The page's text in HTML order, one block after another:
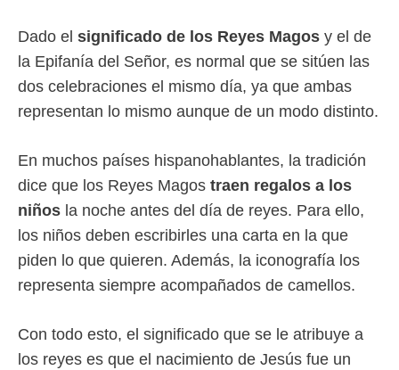
Dado el significado de los Reyes Magos y el de
la Epifanía del Señor, es normal que se sitúen las
dos celebraciones el mismo día, ya que ambas
representan lo mismo aunque de un modo distinto.
En muchos países hispanohablantes, la tradición
dice que los Reyes Magos traen regalos a los
niños la noche antes del día de reyes. Para ello,
los niños deben escribirles una carta en la que
piden lo que quieren. Además, la iconografía los
representa siempre acompañados de camellos.
Con todo esto, el significado que se le atribuye a
los reyes es que el nacimiento de Jesús fue un